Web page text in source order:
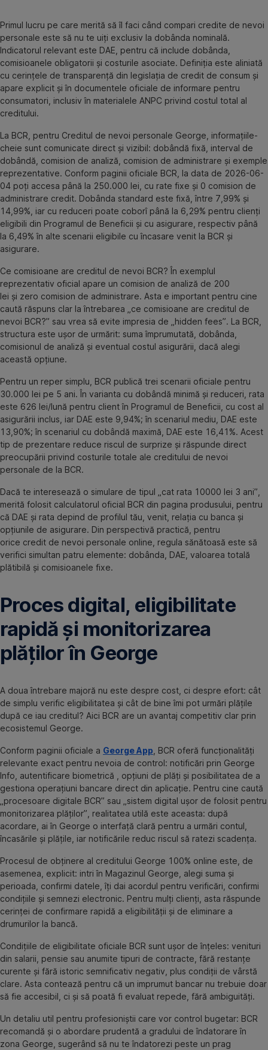
Primul lucru pe care merită să îl faci când compari credite de nevoi
personale este să nu te uiți exclusiv la dobânda nominală.
Indicatorul relevant este DAE, pentru că include dobânda,
comisioanele obligatorii și costurile asociate. Definiția este aliniată
cu cerințele de transparență din legislația de credit de consum și
apare explicit și în documentele oficiale de informare pentru
consumatori, inclusiv în materialele ANPC privind costul total al
creditului.
La BCR, pentru Creditul de nevoi personale George, informațiile-
cheie sunt comunicate direct și vizibil: dobândă fixă, interval de
dobândă, comision de analiză, comision de administrare și exemple
reprezentative. Conform paginii oficiale BCR, la data de 2026-06-
04 poți accesa până la 250.000 lei, cu rate fixe și 0 comision de
administrare credit. Dobânda standard este fixă, între 7,99% și
14,99%, iar cu reduceri poate coborî până la 6,29% pentru clienți
eligibili din Programul de Beneficii și cu asigurare, respectiv până
la 6,49% în alte scenarii eligibile cu încasare venit la BCR și
asigurare.
Ce comisioane are creditul de nevoi BCR? În exemplul
reprezentativ oficial apare un comision de analiză de 200
lei și zero comision de administrare. Asta e important pentru cine
caută răspuns clar la întrebarea „ce comisioane are creditul de
nevoi BCR?” sau vrea să evite impresia de „hidden fees”. La BCR,
structura este ușor de urmărit: suma împrumutată, dobânda,
comisionul de analiză și eventual costul asigurării, dacă alegi
această opțiune.
Pentru un reper simplu, BCR publică trei scenarii oficiale pentru
30.000 lei pe 5 ani. În varianta cu dobândă minimă și reduceri, rata
este 626 lei/lună pentru client în Programul de Beneficii, cu cost al
asigurării inclus, iar DAE este 9,94%; în scenariul mediu, DAE este
13,90%; în scenariul cu dobândă maximă, DAE este 16,41%. Acest
tip de prezentare reduce riscul de surprize și răspunde direct
preocupării privind costurile totale ale creditului de nevoi
personale de la BCR.
Dacă te interesează o simulare de tipul „cat rata 10000 lei 3 ani”,
merită folosit calculatorul oficial BCR din pagina produsului, pentru
că DAE și rata depind de profilul tău, venit, relația cu banca și
opțiunile de asigurare. Din perspectivă practică, pentru
orice credit de nevoi personale online, regula sănătoasă este să
verifici simultan patru elemente: dobânda, DAE, valoarea totală
plătibilă și comisioanele fixe.
Proces digital, eligibilitate
rapidă și monitorizarea
plăților în George
A doua întrebare majoră nu este despre cost, ci despre efort: cât
de simplu verific eligibilitatea și cât de bine îmi pot urmări plățile
după ce iau creditul? Aici BCR are un avantaj competitiv clar prin
ecosistemul George.
Conform paginii oficiale a George App , BCR oferă funcționalități
relevante exact pentru nevoia de control: notificări prin George
Info, autentificare biometrică , opțiuni de plăți și posibilitatea de a
gestiona operațiuni bancare direct din aplicație. Pentru cine caută
„procesoare digitale BCR” sau „sistem digital ușor de folosit pentru
monitorizarea plăților”, realitatea utilă este aceasta: după
acordare, ai în George o interfață clară pentru a urmări contul,
încasările și plățile, iar notificările reduc riscul să ratezi scadența.
Procesul de obținere al creditului George 100% online este, de
asemenea, explicit: intri în Magazinul George, alegi suma și
perioada, confirmi datele, îți dai acordul pentru verificări, confirmi
condițiile și semnezi electronic. Pentru mulți clienți, asta răspunde
cerinței de confirmare rapidă a eligibilității și de eliminare a
drumurilor la bancă.
Condițiile de eligibilitate oficiale BCR sunt ușor de înțeles: venituri
din salarii, pensie sau anumite tipuri de contracte, fără restanțe
curente și fără istoric semnificativ negativ, plus condiții de vârstă
clare. Asta contează pentru că un imprumut bancar nu trebuie doar
să fie accesibil, ci și să poată fi evaluat repede, fără ambiguități.
Un detaliu util pentru profesioniștii care vor control bugetar: BCR
recomandă și o abordare prudentă a gradului de îndatorare în
zona George, sugerând să nu te îndatorezi peste un prag